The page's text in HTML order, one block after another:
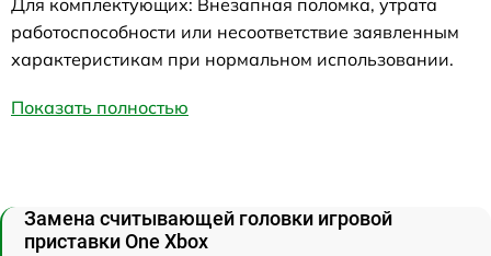
Для комплектующих: Внезапная поломка, утрата
работоспособности или несоответствие заявленным
характеристикам при нормальном использовании.
Показать полностью
Замена считывающей головки игровой
приставки One Xbox